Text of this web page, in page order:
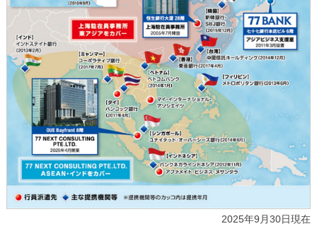
2025年9月30日現在